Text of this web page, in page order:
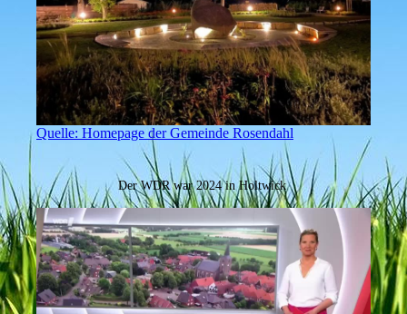
Quelle: Homepage der Gemeinde Rosendahl
Der WDR war 2024 in Holtwick